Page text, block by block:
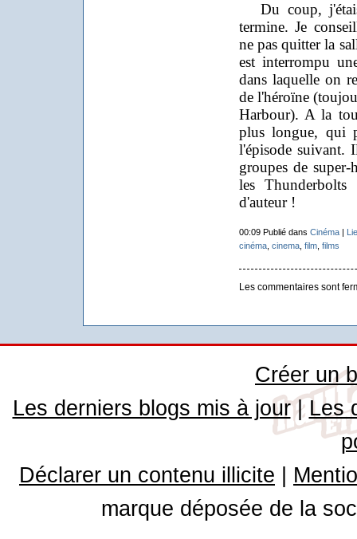
Du coup,
termine. Je
ne pas quitter la
est interrompu
dans laquelle on
de l'héroïne
Harbour). A la
plus longue, qui
l'épisode suivant.
groupes de
les
d'auteur !
00:09 Publié dans Cinéma|
cinéma, cinema, film, films
Les commentaires sont
Créer un
Les derniers blogs mis à jour| Les
Déclarer un contenu illicite
marque déposée de la